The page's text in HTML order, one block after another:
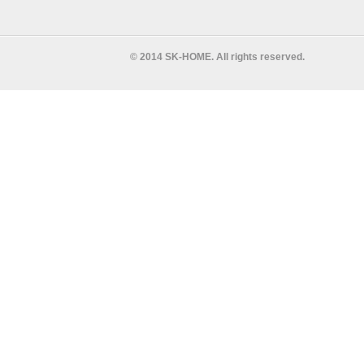
© 2014 SK-HOME. All rights reserved.